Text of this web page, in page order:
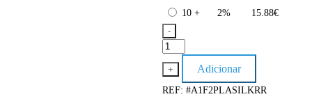
10 +
2% 15.88€
-
Quantidade
de
PLA
Silk
+ Adicionar
REF: #A1F2PLASILKRR